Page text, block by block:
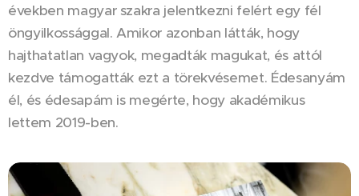
években magyar szakra jelentkezni felért egy fél
öngyilkossággal. Amikor azonban látták, hogy
hajthatatlan vagyok, megadták magukat, és attól
kezdve támogatták ezt a törekvésemet. Édesanyám
él, és édesapám is megérte, hogy akadémikus
lettem 2019-ben.